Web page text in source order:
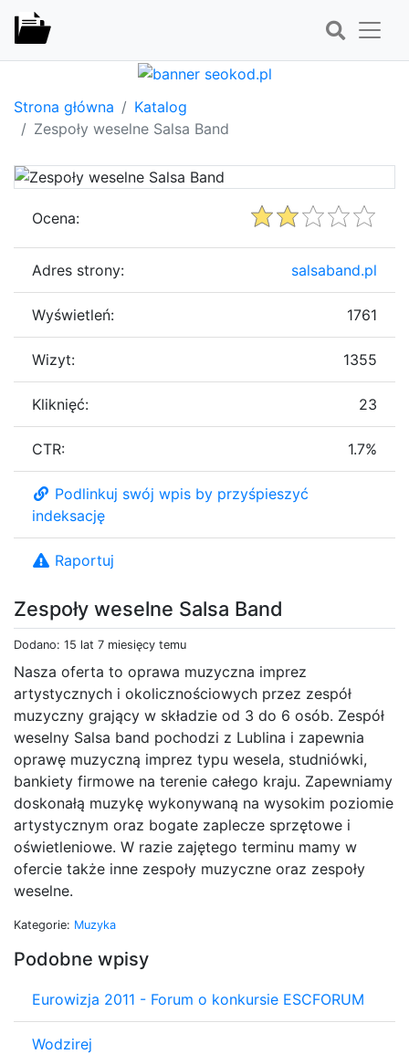
Strona główna
Katalog
Zespoły weselne Salsa Band
Zespoły weselne Salsa Band
Dodano: 15 lat 7 miesięcy temu
Nasza oferta to oprawa muzyczna imprez
artystycznych i okolicznościowych przez zespół
muzyczny grający w składzie od 3 do 6 osób. Zespół
weselny Salsa band pochodzi z Lublina i zapewnia
oprawę muzyczną imprez typu wesela, studniówki,
bankiety firmowe na terenie całego kraju. Zapewniamy
doskonałą muzykę wykonywaną na wysokim poziomie
artystycznym oraz bogate zaplecze sprzętowe i
oświetleniowe. W razie zajętego terminu mamy w
ofercie także inne zespoły muzyczne oraz zespoły
weselne.
Kategorie: Muzyka
Podobne wpisy
Eurowizja 2011 - Forum o konkursie ESCFORUM
Wodzirej
Ocena:
Adres strony: salsaband.pl
Wyświetleń: 1761
Wizyt: 1355
Kliknięć: 23
CTR: 1.7%
Podlinkuj swój wpis by przyśpieszyć
indeksację
Raportuj